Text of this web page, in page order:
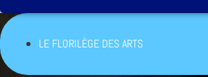
LE FLORILÈGE DES ARTS